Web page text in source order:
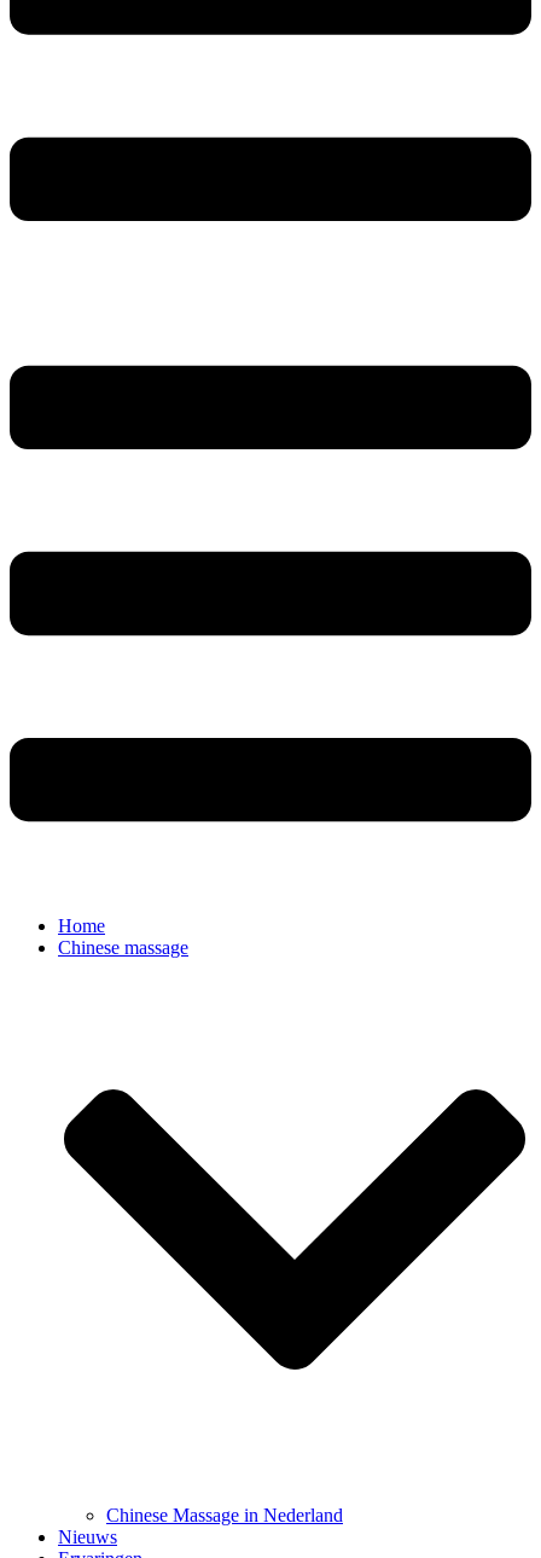
Home
Chinese massage
Chinese Massage in Nederland
Nieuws